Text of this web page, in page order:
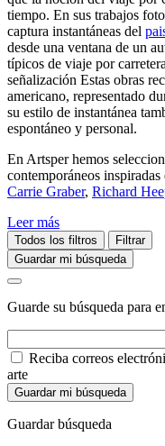
tiempo. En sus trabajos
captura instantáneas del
desde una ventana de un
típicos de viaje por
señalización Estas obras
americano, representado
su estilo de instantánea
espontáneo y personal.
En Artsper hemos
contemporáneos
Carrie Graber, Richard
Leer más
Todos los filtros
Filtrar
Guardar mi búsqueda
Guarde su búsqueda para
Reciba correos
arte
Guardar mi búsqueda
Guardar búsqueda